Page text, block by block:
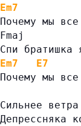
Em7
Почему мы все
Fmaj
Спи братишка
Em7
E7
Почему мы все
Сильнее
Депрессняка